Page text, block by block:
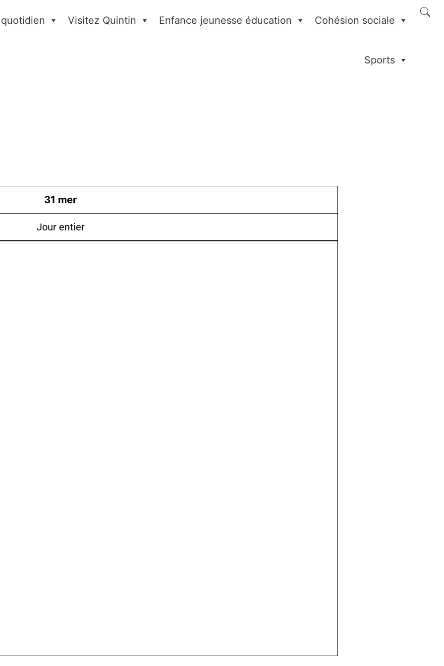
Visitez Quintin Enfance jeunesse éducation Cohésion sociale
Sports
31 mer
Jour entier